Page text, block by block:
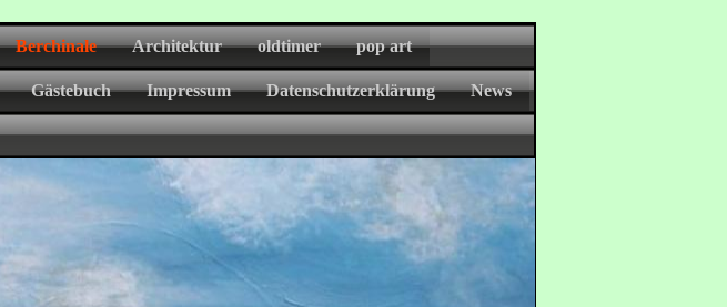
Berchinale Architektur oldtimer pop art
Gästebuch Impressum Datenschutzerklärung News